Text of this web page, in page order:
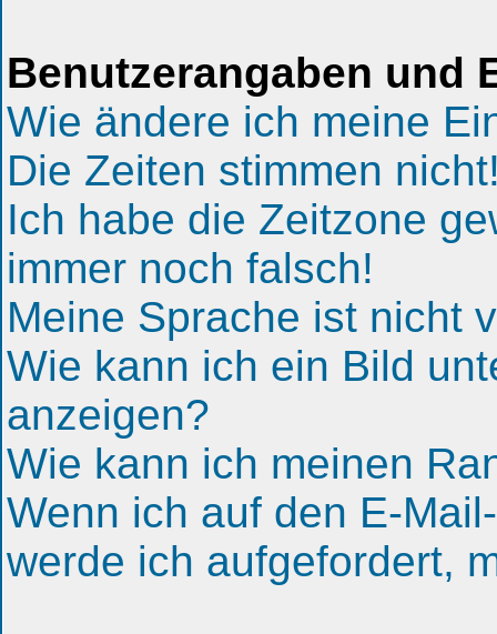
Benutzerangaben und
Wie ändere ich meine
Die Zeiten stimmen
Ich habe die Zeitzone
immer noch falsch!
Meine Sprache ist nicht
Wie kann ich ein Bild
anzeigen?
Wie kann ich meinen
Wenn ich auf den E-
werde ich aufgefordert,